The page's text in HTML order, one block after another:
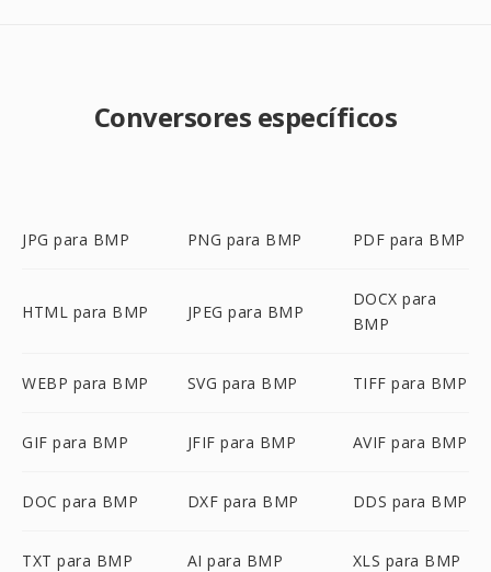
Conversores específicos
JPG para BMP PNG para BMP PDF para BMP
HTML para BMP JPEG para BMP
DOCX para
BMP
WEBP para BMP SVG para BMP TIFF para BMP
GIF para BMP JFIF para BMP AVIF para BMP
DOC para BMP DXF para BMP DDS para BMP
TXT para BMP AI para BMP XLS para BMP